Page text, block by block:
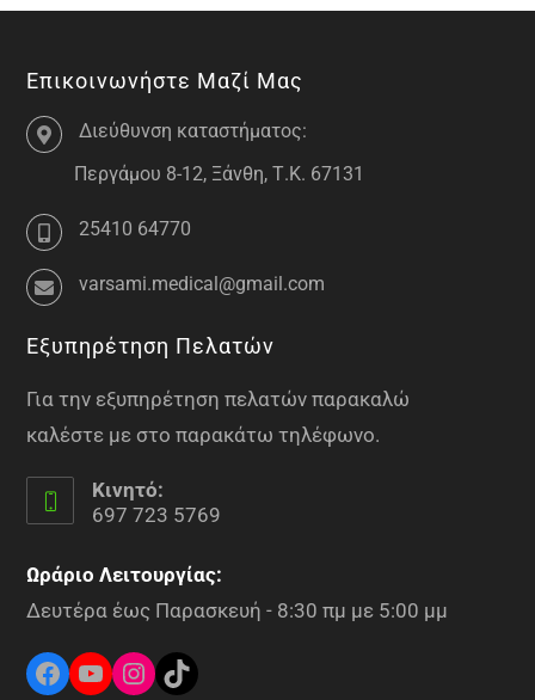
Επικοινωνήστε Μαζί Μας
Διεύθυνση καταστήματος:
Περγάμου 8-12, Ξάνθη, Τ.Κ. 67131
25410 64770
varsami.medical@gmail.com
Εξυπηρέτηση Πελατών
Για την εξυπηρέτηση πελατών παρακαλώ
καλέστε με στο παρακάτω τηλέφωνο.
Κινητό:
697 723 5769
Ωράριο Λειτουργίας:
Δευτέρα έως Παρασκευή - 8:30 πμ με 5:00 μμ